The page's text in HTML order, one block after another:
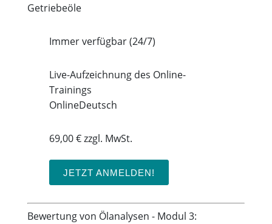
Getriebeöle
Immer verfügbar (24/7)
Live-Aufzeichnung des Online-
Trainings
OnlineDeutsch
69,00 € zzgl. MwSt.
JETZT ANMELDEN!
Bewertung von Ölanalysen - Modul 3: